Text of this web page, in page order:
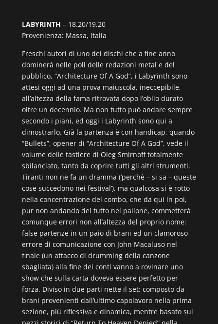
LABYRINTH – 18.20/19.20
Provenienza: Massa, Italia
Freschi autori di uno dei dischi che a fine anno
dominerà nelle poll delle redazioni metal e del
pubblico, “Architecture Of A God”, i Labyrinth sono
attesi oggi ad una prova maiuscola, ineccepibile,
all’altezza della fama ritrovata dopo l’oblio durato
oltre un decennio. Ma non tutto può andare sempre
secondo i piani, ed oggi i Labyrinth sono qui a
dimostrarlo. Già la partenza è con handicap, quando
“Bullets”, opener di “Architecture Of A God”, vede il
volume delle tastiere di Oleg Smirnoff totalmente
sbilanciato, tanto da coprire tutti gli altri strumenti.
Tiranti non ne fa un dramma (‘perchè – si sa – queste
cose succedono nei festival’), ma qualcosa si è rotto
nella concentrazione del combo, che da qui in poi,
pur non andando del tutto nel pallone, commetterà
comunque errori non all’altezza del proprio nome:
false partenze in un paio di brani ed un clamoroso
errore di comunicazione con John Macaluso nel
finale (un attacco di drumming della canzone
sbagliata) alla fine dei conti vanno a rovinare uno
show che sulla carta doveva essere perfetto per
forza. Diviso in due parti nette il set: composto da
brani provenienti dall’ultimo capolavoro nella prima
sezione, più riflessiva e dinamica, mentre basato sui